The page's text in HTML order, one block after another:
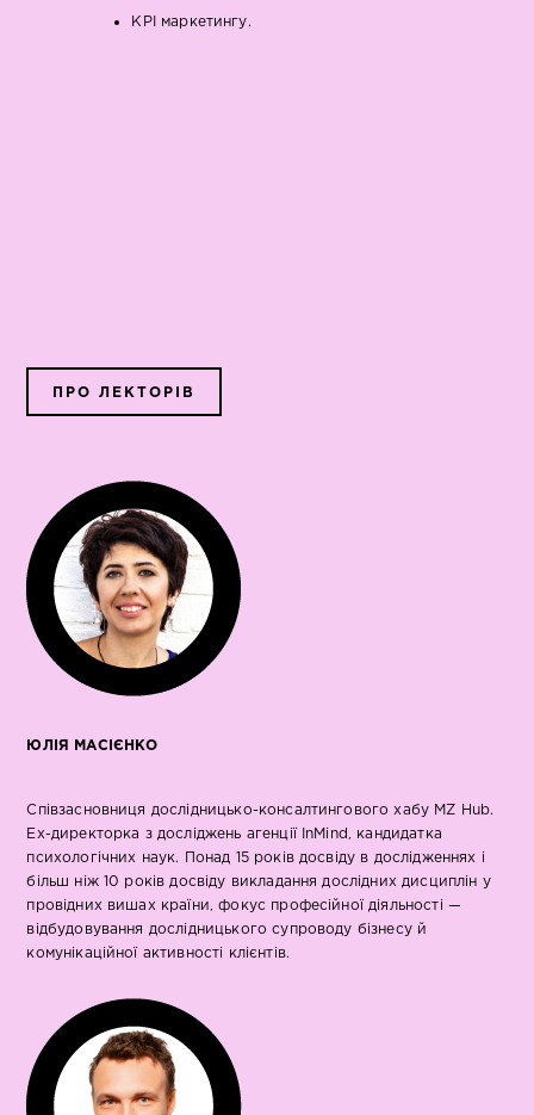
KPI маркетингу.
ПРО ЛЕКТОРІВ
ЮЛІЯ МАСІЄНКО
Співзасновниця дослідницько-консалтингового хабу MZ Hub.
Ex-директорка з досліджень агенції InMind, кандидатка
психологічних наук. Понад 15 років досвіду в дослідженнях і
більш ніж 10 років досвіду викладання дослідних дисциплін у
провідних вишах країни, фокус професійної діяльності —
відбудовування дослідницького супроводу бізнесу й
комунікаційної активності клієнтів.